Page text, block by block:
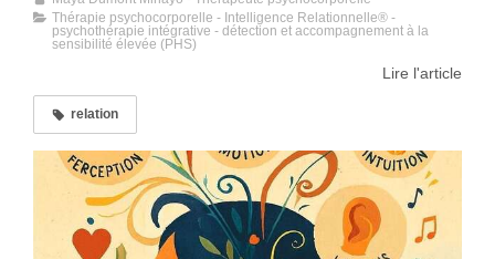
Thérapie psychocorporelle - Intelligence Relationnelle® -
psychothérapie intégrative - détection et accompagnement à la
sensibilité élevée (PHS)
Lire l'article
relation